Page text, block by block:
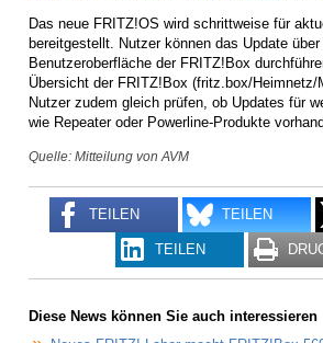
Das neue FRITZ!OS wird schrittweise für
bereitgestellt. Nutzer können das Update über
Benutzeroberfläche der FRITZ!Box
Übersicht der FRITZ!Box (fritz.box/Heimnetz/
Nutzer zudem gleich prüfen, ob Updates für
wie Repeater oder Powerline-Produkte
Quelle: Mitteilung von AVM
TEILEN TEILEN
TEILEN
Diese News können Sie auch interessieren